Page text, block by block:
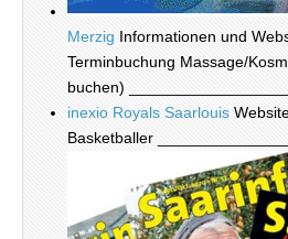
Merzig Informationen und
Terminbuchung Massage/
buchen)
inexio Royals Saarlouis
Basketballer